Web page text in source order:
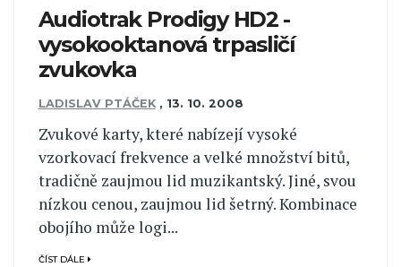
Audiotrak Prodigy HD2 -
vysokooktanová trpasličí
zvukovka
LADISLAV PTÁČEK , 13. 10. 2008
Zvukové karty, které nabízejí vysoké
vzorkovací frekvence a velké množství bitů,
tradičně zaujmou lid muzikantský. Jiné, svou
nízkou cenou, zaujmou lid šetrný. Kombinace
obojího může logi...
ČÍST DÁLE